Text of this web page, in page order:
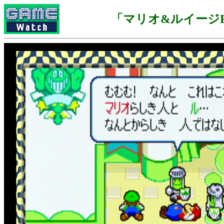
「マリオ&ルイージ